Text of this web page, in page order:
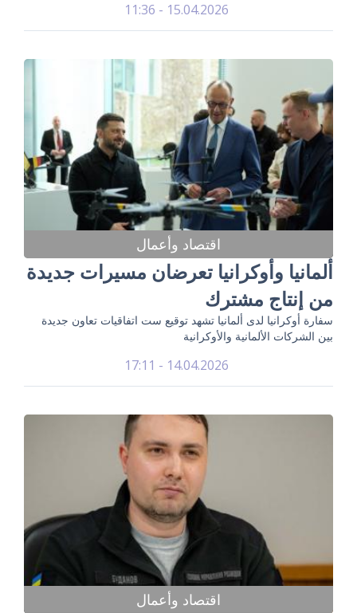
15.04.2026 - 11:36
اقتصاد وأعمال
ألمانيا وأوكرانيا تعرضان مسيرات جديدة
من إنتاج مشترك
سفارة أوكرانيا لدى ألمانيا تشهد توقيع ست اتفاقيات تعاون جديدة
بين الشركات الألمانية والأوكرانية
14.04.2026 - 17:11
اقتصاد وأعمال